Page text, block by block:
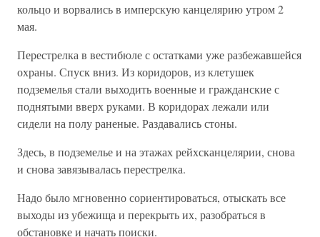
кольцо и ворвались в имперскую канцелярию утром 2
мая.
Перестрелка в вестибюле с остатками уже разбежавшейся
охраны. Спуск вниз. Из коридоров, из клетушек
подземелья стали выходить военные и гражданские с
поднятыми вверх руками. В коридорах лежали или
сидели на полу раненые. Раздавались стоны.
Здесь, в подземелье и на этажах рейхсканцелярии, снова
и снова завязывалась перестрелка.
Надо было мгновенно сориентироваться, отыскать все
выходы из убежища и перекрыть их, разобраться в
обстановке и начать поиски.